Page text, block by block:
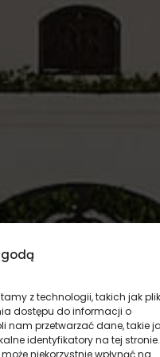
z technologii, takich jak
dostępu do informacji o
nam przetwarzać dane, takie
identyfikatory na tej stronie.
niekorzystnie wpłynąć na